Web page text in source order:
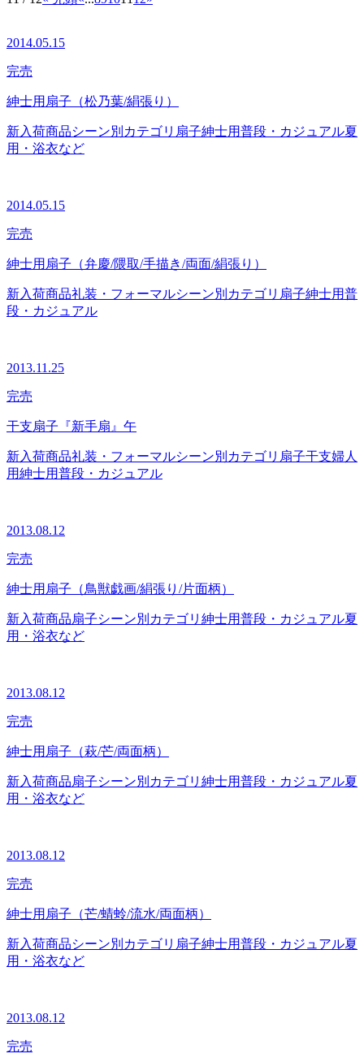
2014.05.15
完売
紳士用扇子（松乃葉/絹張り）
新入荷商品シーン別カテゴリ 扇子紳士用普段・カジュアル夏
用・浴衣など
2014.05.15
完売
紳士用扇子（弁慶/隈取/手描き/両面/絹張り）
新入荷商品礼装・フォーマルシーン別カテゴリ 扇子紳士用普
段・カジュアル
2013.11.25
完売
干支扇子『新手扇』午
新入荷商品礼装・フォーマルシーン別カテゴリ 扇子干支婦人
用紳士用普段・カジュアル
2013.08.12
完売
紳士用扇子（鳥獣戯画/絹張り/片面柄）
新入荷商品扇子シーン別カテゴリ 紳士用普段・カジュアル夏
用・浴衣など
2013.08.12
完売
紳士用扇子（萩/芒/両面柄）
新入荷商品扇子シーン別カテゴリ 紳士用普段・カジュアル夏
用・浴衣など
2013.08.12
完売
紳士用扇子（芒/蜻蛉/流水/両面柄）
新入荷商品シーン別カテゴリ 扇子紳士用普段・カジュアル夏
用・浴衣など
2013.08.12
完売